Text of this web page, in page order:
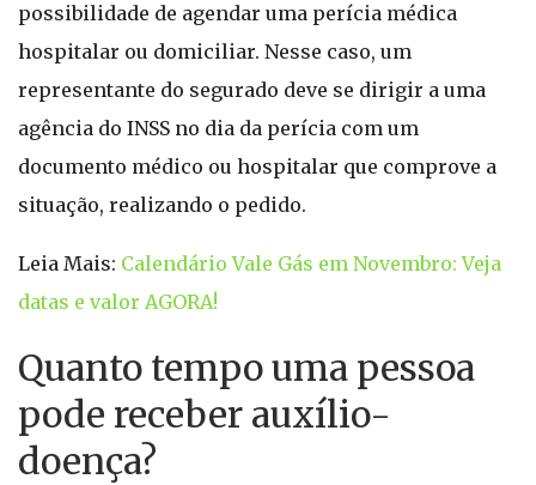
possibilidade de agendar uma perícia médica
hospitalar ou domiciliar. Nesse caso, um
representante do segurado deve se dirigir a uma
agência do INSS no dia da perícia com um
documento médico ou hospitalar que comprove a
situação, realizando o pedido.
Leia Mais: Calendário Vale Gás em Novembro: Veja
datas e valor AGORA!
Quanto tempo uma pessoa
pode receber auxílio-
doença?